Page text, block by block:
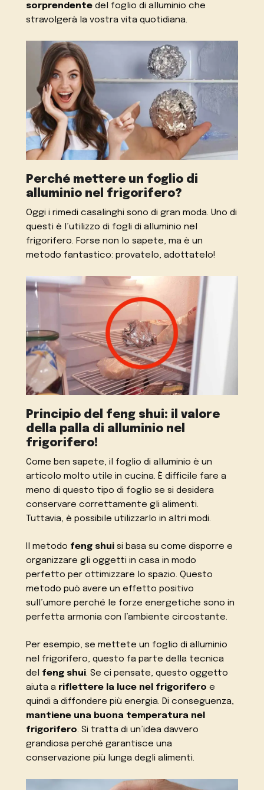
sorprendente del foglio di alluminio che
stravolgerà la vostra vita quotidiana.
Perché mettere un foglio di
alluminio nel frigorifero?
Oggi i rimedi casalinghi sono di gran moda. Uno di
questi è l’utilizzo di fogli di alluminio nel
frigorifero. Forse non lo sapete, ma è un
metodo fantastico: provatelo, adottatelo!
Principio del feng shui: il valore
della palla di alluminio nel
frigorifero!
Come ben sapete, il foglio di alluminio è un
articolo molto utile in cucina. È difficile fare a
meno di questo tipo di foglio se si desidera
conservare correttamente gli alimenti.
Tuttavia, è possibile utilizzarlo in altri modi.
Il metodo feng shui si basa su come disporre e
organizzare gli oggetti in casa in modo
perfetto per ottimizzare lo spazio. Questo
metodo può avere un effetto positivo
sull’umore perché le forze energetiche sono in
perfetta armonia con l’ambiente circostante.
Per esempio, se mettete un foglio di alluminio
nel frigorifero, questo fa parte della tecnica
del feng shui. Se ci pensate, questo oggetto
aiuta a riflettere la luce nel frigorifero e
quindi a diffondere più energia. Di conseguenza,
mantiene una buona temperatura nel
frigorifero. Si tratta di un’idea davvero
grandiosa perché garantisce una
conservazione più lunga degli alimenti.